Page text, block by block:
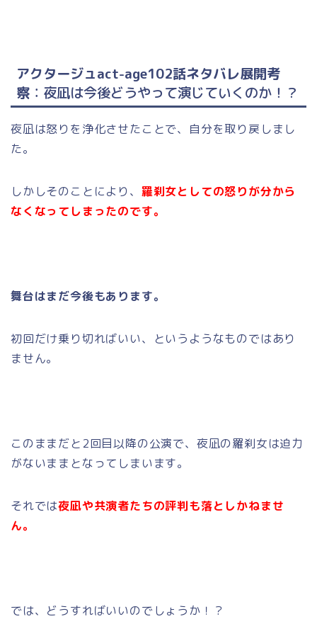
アクタージュact-age102話ネタバレ展開考
察 ：夜凪は今後どうやって演じていくのか！？
夜凪は怒りを浄化させたことで、自分を取り戻しまし
た。
しかしそのことにより、 羅刹女としての怒りが分から
なくなってしまったのです。
舞台はまだ今後もあります。
初回だけ乗り切ればいい、というようなものではあり
ません。
このままだと2回目以降の公演で、夜凪の羅刹女は迫力
がないままとなってしまいます。
それでは夜凪や共演者たちの評判も落としかねませ
ん。
では、どうすればいいのでしょうか！？